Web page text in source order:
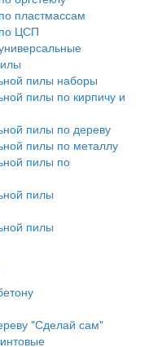
пластмассам
ЦСП
пилы наборы
пилы по кирпичу и
пилы по дереву
пилы по металлу
пилы по
пилы
пилы
"Сделай сам"